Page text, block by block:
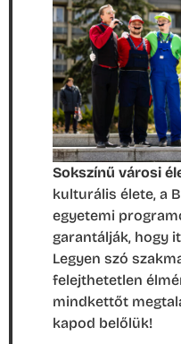
Sokszínű városi
kulturális élete, a
egyetemi
garantálják, hogy
Legyen szó
felejthetetlen
mindkettőt
kapod belőlük!